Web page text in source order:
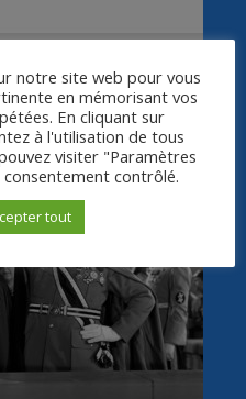
notre site web pour vous
en mémorisant vos
En cliquant sur
à l'utilisation de tous
visiter "Paramètres
contrôlé.
tout